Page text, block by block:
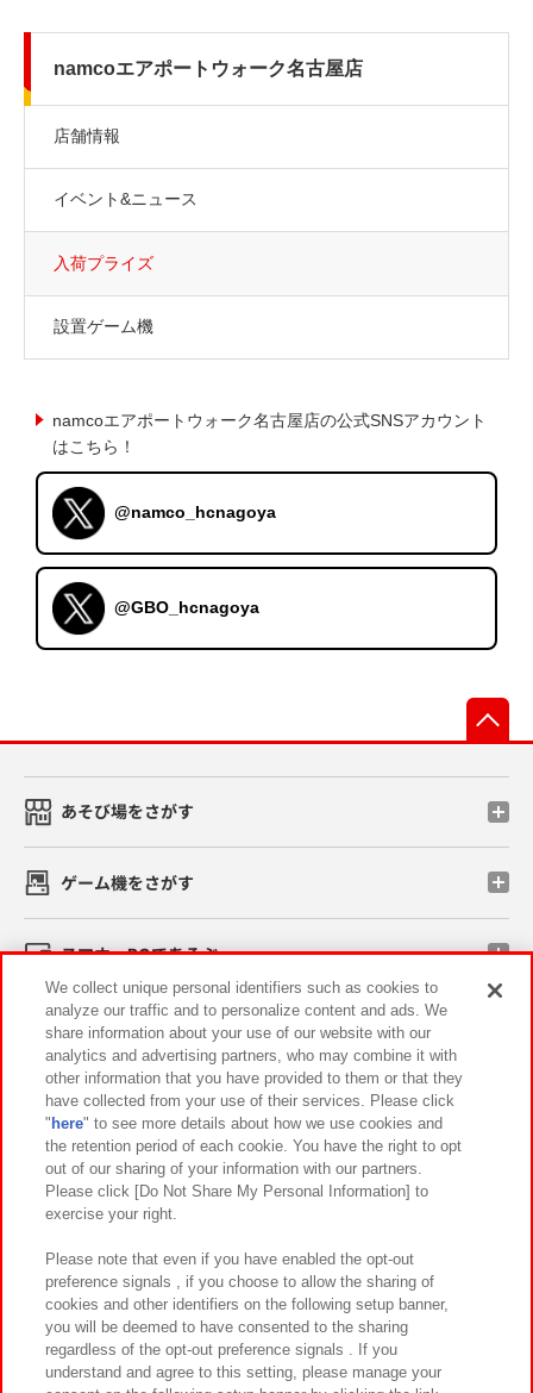
namcoエアポートウォーク名古屋店
店舗情報
イベント&ニュース
入荷プライズ
設置ゲーム機
namcoエアポートウォーク名古屋店の公式SNSアカウント
はこちら！
@namco_hcnagoya
@GBO_hcnagoya
あそび場をさがす
ゲーム機をさがす
スマホ・PCであそぶ
イベント・キャンペーン
関連会社 サステナビリティ サイトポリシー
プライバシーポリシー ウェブアクセシビリティ方針と検証結果
お取引先さまとともに
カスタマーハラスメント対応方針 よくあるご質問・お問い合わせ
We collect unique personal identifiers such as cookies to
analyze our traffic and to personalize content and ads. We
share information about your use of our website with our
analytics and advertising partners, who may combine it with
other information that you have provided to them or that they
have collected from your use of their services. Please click
" here" to see more details about how we use cookies and
the retention period of each cookie. You have the right to opt
out of our sharing of your information with our partners.
Please click [Do Not Share My Personal Information] to
exercise your right.
Please note that even if you have enabled the opt-out
preference signals , if you choose to allow the sharing of
cookies and other identifiers on the following setup banner,
you will be deemed to have consented to the sharing
regardless of the opt-out preference signals . If you
understand and agree to this setting, please manage your